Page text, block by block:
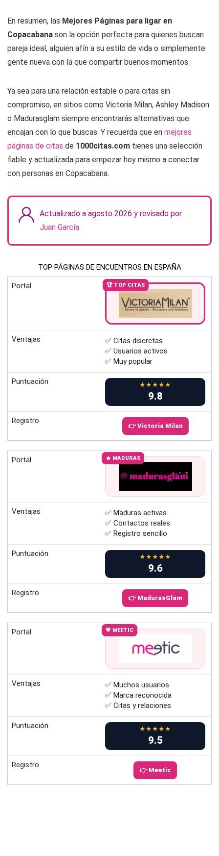
En resumen, las Mejores Páginas para ligar en
Copacabana son la opción perfecta para quienes buscan
pareja ideal, alguien afín a su estilo de vida o simplemente
gente nueva con la que compartir buenos momentos.
Ya sea para una relación estable o para citas sin
compromiso, en sitios como Victoria Milan, Ashley Madison
o Madurasglam siempre encontrarás alternativas que
encajan con lo que buscas. Y recuerda que en mejores
páginas de citas de 1000citas.com tienes una selección
fiable y actualizada para empezar hoy mismo a conectar
con personas en Copacabana.
Actualizado a agosto 2026 y revisado por
Juan García
TOP PÁGINAS DE ENCUENTROS EN ESPAÑA
Portal 🏆 TOP CITAS
Ventajas
✅ Citas discretas
✅ Usuarios activos
✅ Muy popular
Puntuación ★★★★★
9.8
Registro
👉 Victoria Milan
Portal 🔥 MADURAS
Ventajas
✅ Maduras activas
✅ Contactos reales
✅ Registro sencillo
Puntuación ★★★★★
9.6
Registro
👉 MadurasGlam
Portal 💖 MEETIC
Ventajas
✅ Muchos usuarios
✅ Marca reconocida
✅ Citas y relaciones
Puntuación ★★★★★
9.5
Registro
👉 Meetic